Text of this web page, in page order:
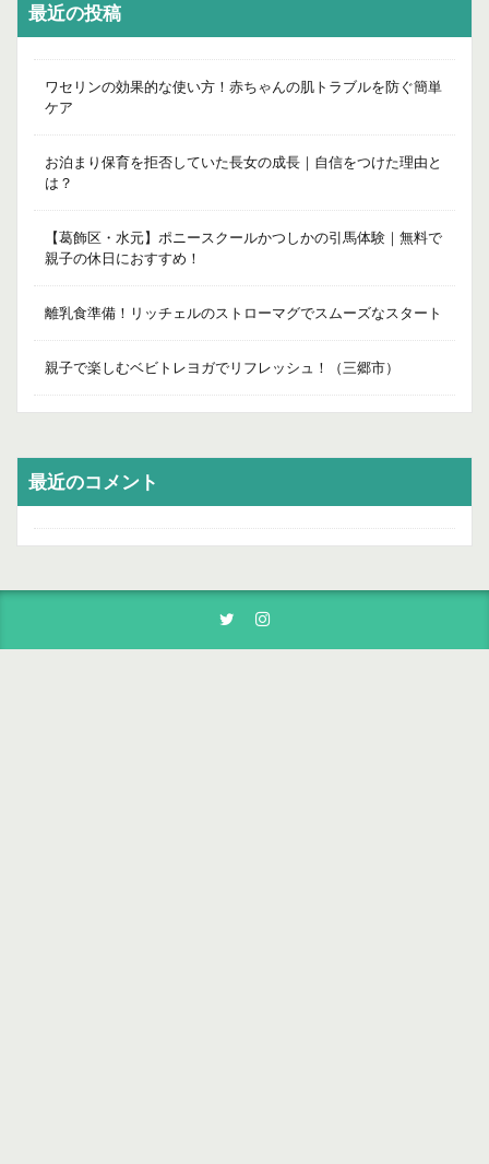
最近の投稿
ワセリンの効果的な使い方！赤ちゃんの肌トラブルを防ぐ簡単
ケア
お泊まり保育を拒否していた長女の成長｜自信をつけた理由と
は？
【葛飾区・水元】ポニースクールかつしかの引馬体験｜無料で
親子の休日におすすめ！
離乳食準備！リッチェルのストローマグでスムーズなスタート
親子で楽しむベビトレヨガでリフレッシュ！（三郷市）
最近のコメント